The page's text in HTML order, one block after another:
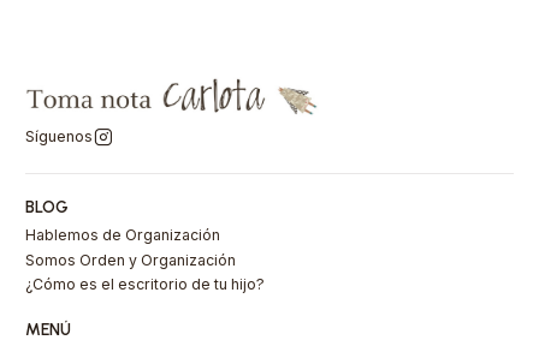
Síguenos
BLOG
Hablemos de Organización
Somos Orden y Organización
¿Cómo es el escritorio de tu hijo?
MENÚ